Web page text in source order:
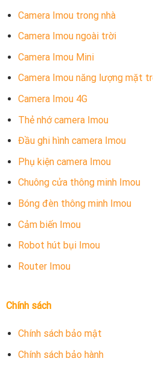
Camera Imou trong nhà
Camera Imou ngoài trời
Camera Imou Mini
Camera Imou năng lượng mặt
Camera Imou 4G
Thẻ nhớ camera Imou
Đầu ghi hình camera Imou
Phụ kiện camera Imou
Chuông cửa thông minh Imou
Bóng đèn thông minh Imou
Cảm biến Imou
Robot hút bụi Imou
Router Imou
Chính sách
Chính sách bảo mật
Chính sách bảo hành